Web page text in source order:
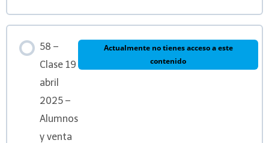
58 –
Clase 19
abril
2025 –
Alumnos
y venta
Actualmente no tienes acceso a este
contenido